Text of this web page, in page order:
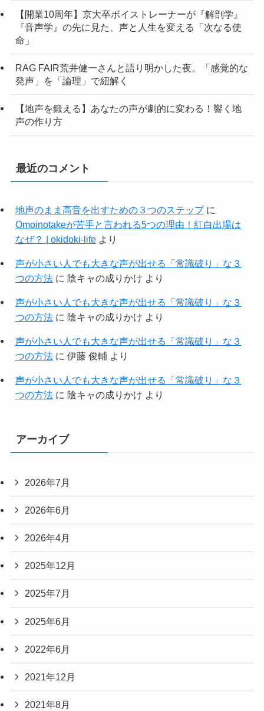
【開業10周年】京大卒ボイストレーナーが『解剖学』
『音声学』の先に見た、声と人生を変える「次なる使
命」
RAG FAIR荒井健一さんと語り明かした夜。「感覚的な
発声」を「論理」で紐解く
【地声を鍛える】あなたの声が劇的に変わる！響く地
声の作り方
最近のコメント
地声のまま高音を出すための３つのステップに
Omoinotakeが苦手と言われる5つの理由！紅白出場は
なぜ？ | okidoki-lifeより
声が小さい人でも大きな声が出せる「常識破り」な３
つの方法に 陰キャの成りかけ より
声が小さい人でも大きな声が出せる「常識破り」な３
つの方法に 陰キャの成りかけ より
声が小さい人でも大きな声が出せる「常識破り」な３
つの方法に 伊藤 俊輔より
声が小さい人でも大きな声が出せる「常識破り」な３
つの方法に 陰キャの成りかけ より
アーカイブ
2026年7月
2026年6月
2026年4月
2025年12月
2025年7月
2025年6月
2022年6月
2021年12月
2021年8月